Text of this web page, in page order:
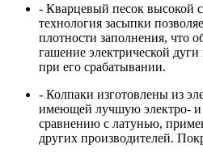
- Кварцевый песок высокой
технология засыпки
плотности заполнения, что
гашение электрической
при его срабатывании.
- Колпаки изготовлены из
имеющей лучшую электро- и
сравнению с латунью,
других производителей.